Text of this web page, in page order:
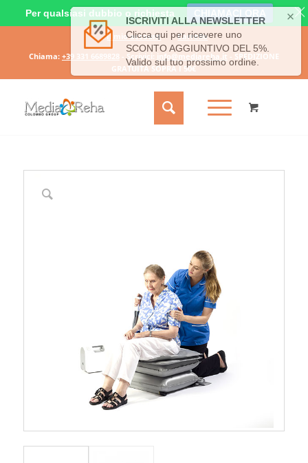
Il mio account
Carrello
Chiama: +39 331 6689828 - Scrivici: info@mediareha.it - SPEDIZIONE
GRATUITA SOPRA I 50€
Per qualsiasi dubbio o richiesta